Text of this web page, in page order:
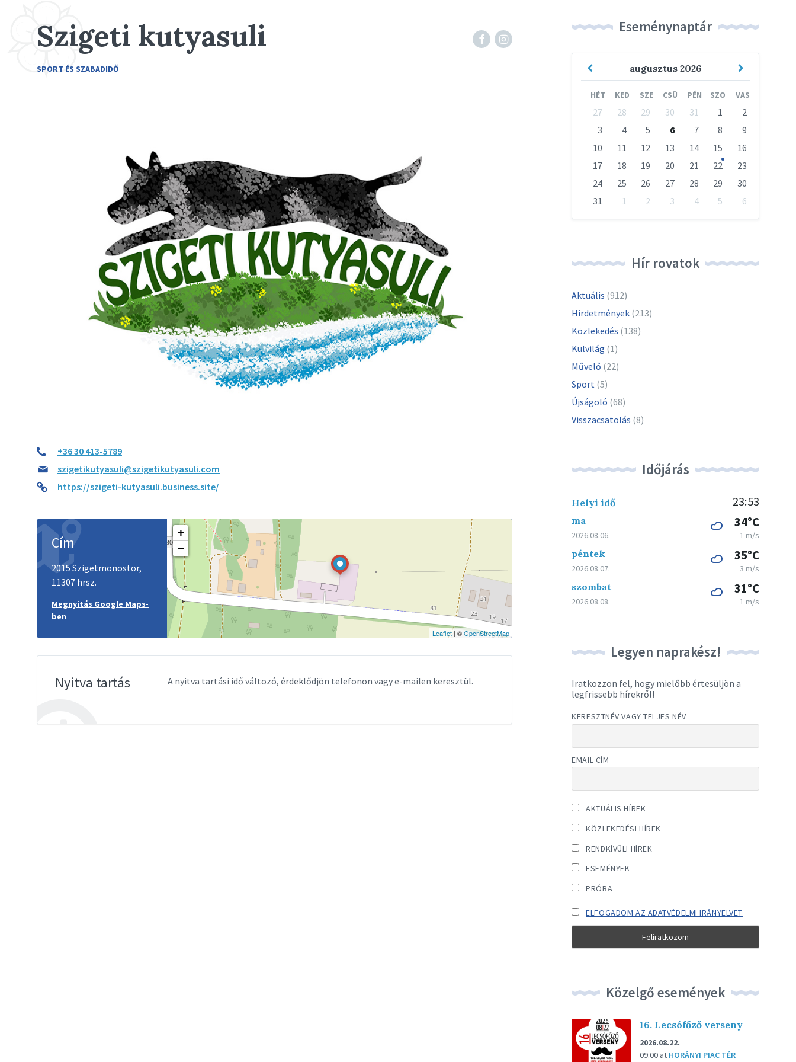
Szigeti kutyasuli
SPORT ÉS SZABADIDŐ
FacebookInstagram
+36 30 413-5789
szigetikutyasuli@szigetikutyasuli.com
https://szigeti-kutyasuli.business.site/
Cím
2015 Szigetmonostor,
11307 hrsz.
Megnyitás Google Maps-
ben
+
−
Leaflet| ©OpenStreetMap
Nyitva tartás A nyitva tartási idő változó, érdeklődjön telefonon vagy e-mailen keresztül.
Eseménynaptár
augusztus 2026
Previous
Next
HÉT KED SZE CSÜ PÉN SZO VAS
Skip
calendar
days
27 28 29 30 31 1
2
3
4 5 6 7 8
9
10
11 12 13 14 15
16
17
18 19 20 21 22
23
24
25 26 27 28 29
30
31
1 2 3 4 5
6
Hír rovatok
Aktuális (912)
Hirdetmények (213)
Közlekedés (138)
Külvilág (1)
Művelő (22)
Sport (5)
Újságoló (68)
Visszacsatolás (8)
Időjárás
Helyi idő 23:53
ma
2026.08.06.
34°C
1 m/s
péntek
2026.08.07.
35°C
3 m/s
szombat
2026.08.08.
31°C
1 m/s
Legyen naprakész!
Iratkozzon fel, hogy mielőbb értesüljön a
legfrissebb hírekről!
KERESZTNÉV VAGY TELJES NÉV
EMAIL CÍM
AKTUÁLIS HÍREK
KÖZLEKEDÉSI HÍREK
RENDKÍVÜLI HÍREK
ESEMÉNYEK
PRÓBA
ELFOGADOM AZ ADATVÉDELMI IRÁNYELVET
Közelgő események
16. Lecsófőző verseny
2026.08.22.
09:00 at HORÁNYI PIAC TÉR